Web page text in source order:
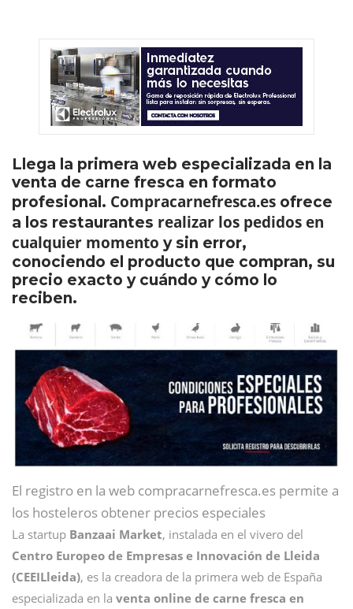
Llega la primera web especializada en la
venta de carne fresca en formato
profesional. Compracarnefresca.es ofrece
a los restaurantes realizar los pedidos en
cualquier momento y sin error,
conociendo el producto que compran, su
precio exacto y cuándo y cómo lo
reciben.
El registro en la web compracarnefresca.es permite a
los hosteleros obtener precios especiales
La startup Banzaai Market, instalada en el vivero del
Centro Europeo de Empresas e Innovación de Lleida
(CEEILleida), es la creadora de la primera web de España
especializada en la venta online de carne fresca en